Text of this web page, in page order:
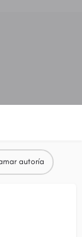
autoría